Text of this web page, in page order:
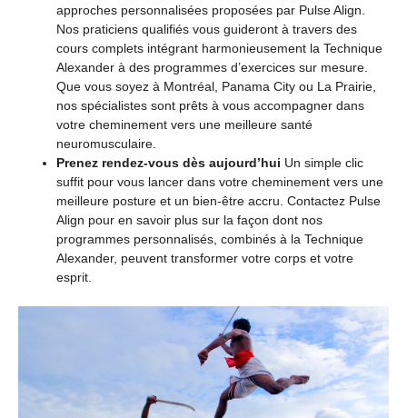
approches personnalisées proposées par Pulse Align.
Nos praticiens qualifiés vous guideront à travers des
cours complets intégrant harmonieusement la Technique
Alexander à des programmes d’exercices sur mesure.
Que vous soyez à Montréal, Panama City ou La Prairie,
nos spécialistes sont prêts à vous accompagner dans
votre cheminement vers une meilleure santé
neuromusculaire.
Prenez rendez-vous dès aujourd’hui Un simple clic
suffit pour vous lancer dans votre cheminement vers une
meilleure posture et un bien-être accru. Contactez Pulse
Align pour en savoir plus sur la façon dont nos
programmes personnalisés, combinés à la Technique
Alexander, peuvent transformer votre corps et votre
esprit.